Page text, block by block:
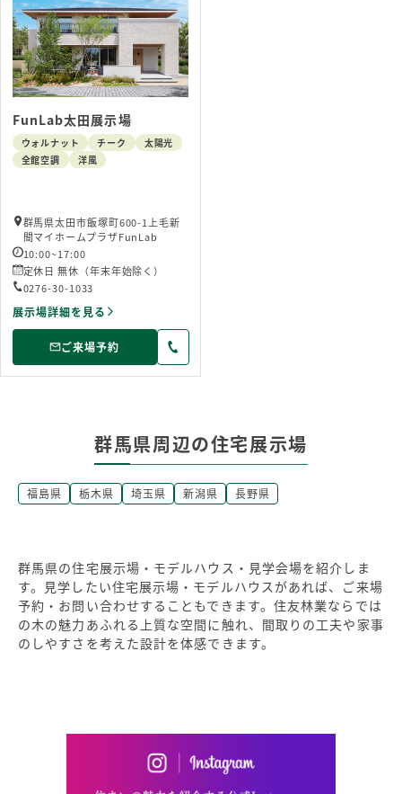
FunLab太田展示場
ウォルナット チーク
太陽光
全館空調
洋風
群馬県太田市飯塚町600-1上毛新
聞マイホームプラザFunLab
10:00~17:00
定休日 無休（年末年始除く）
0276-30-1033
展示場詳細を見る
ご来場予約
群馬県周辺の住宅展示場
福島県 栃木県 埼玉県 新潟県 長野県
群馬県の住宅展示場・モデルハウス・見学会場を紹介しま
す。見学したい住宅展示場・モデルハウスがあれば、ご来場
予約・お問い合わせすることもできます。住友林業ならでは
の木の魅力あふれる上質な空間に触れ、間取りの工夫や家事
のしやすさを考えた設計を体感できます。